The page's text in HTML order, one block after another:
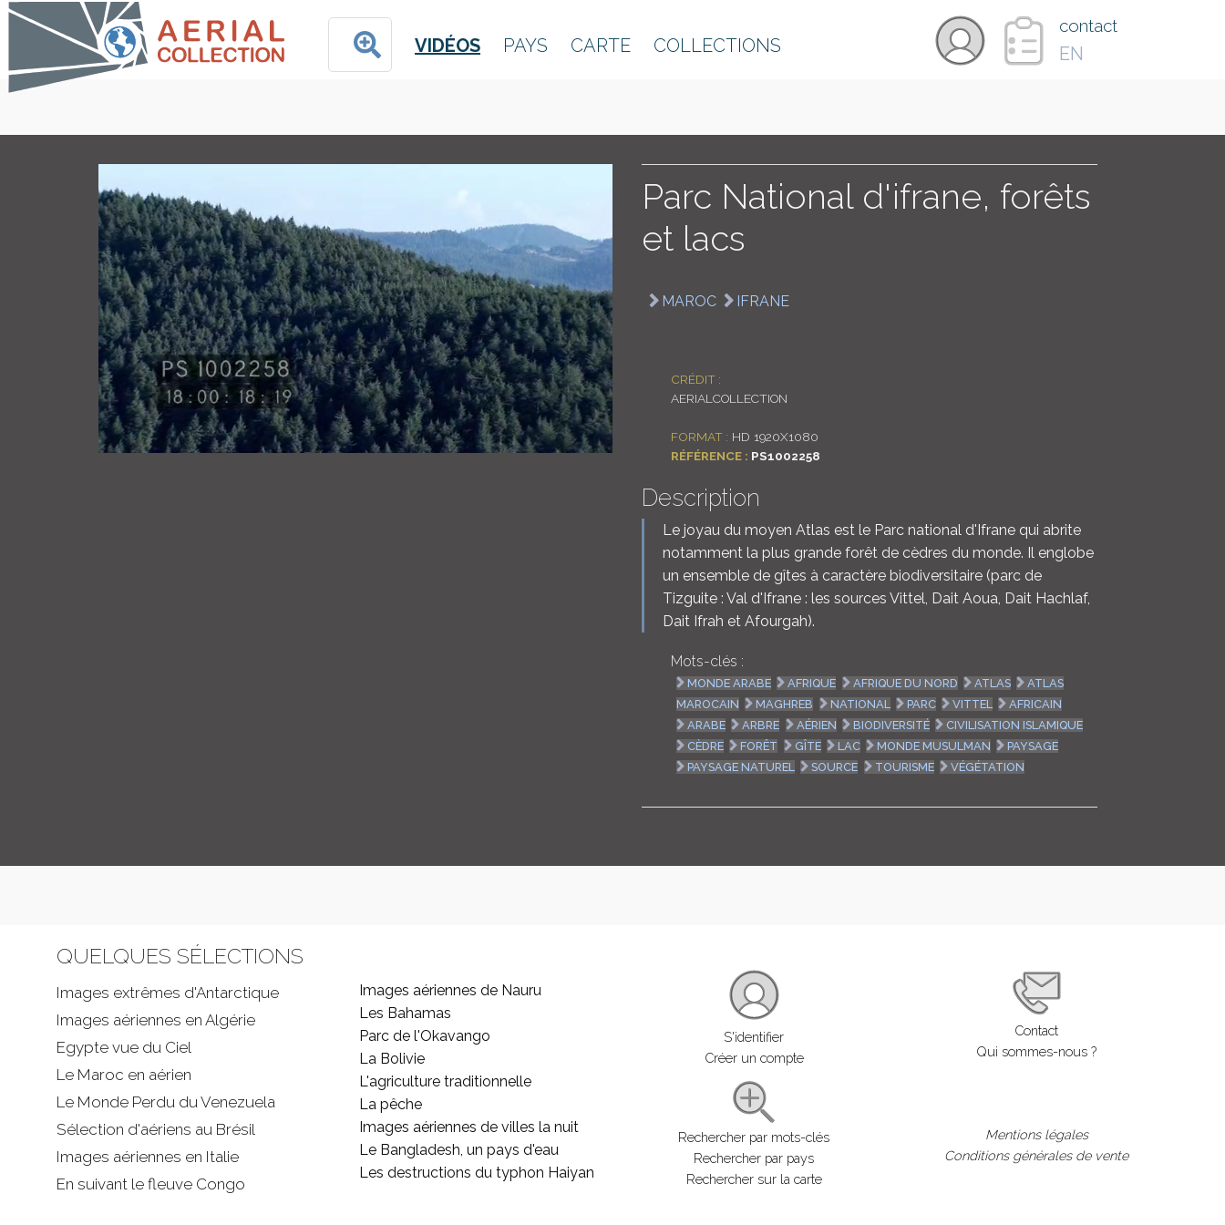
VIDÉOS PAYS CARTE COLLECTIONS
contact
EN
Parc National d'ifrane, forêts
et lacs
MAROC IFRANE
CRÉDIT :
AERIALCOLLECTION
FORMAT : HD 1920X1080
RÉFÉRENCE : PS1002258
Description
Le joyau du moyen Atlas est le Parc national d'Ifrane qui abrite
notamment la plus grande forêt de cèdres du monde. Il englobe
un ensemble de gîtes à caractère biodiversitaire (parc de
Tizguite : Val d'Ifrane : les sources Vittel, Dait Aoua, Dait Hachlaf,
Dait Ifrah et Afourgah).
Mots-clés :
MONDE ARABE AFRIQUE AFRIQUE DU NORD ATLAS
ATLAS
MAROCAIN
MAGHREB NATIONAL PARC VITTEL
AFRICAIN
ARABE
ARBRE AÉRIEN BIODIVERSITÉ
CIVILISATION ISLAMIQUE
CÈDRE
FORÊT GÎTE LAC MONDE MUSULMAN
PAYSAGE
PAYSAGE NATUREL
SOURCE TOURISME VÉGÉTATION
QUELQUES SÉLECTIONS
Images extrêmes d'Antarctique
Images aériennes en Algérie
Egypte vue du Ciel
Le Maroc en aérien
Le Monde Perdu du Venezuela
Sélection d'aériens au Brésil
Images aériennes en Italie
En suivant le fleuve Congo
Images aériennes de Nauru
Les Bahamas
Parc de l'Okavango
La Bolivie
L'agriculture traditionnelle
La pêche
Images aériennes de villes la nuit
Le Bangladesh, un pays d'eau
Les destructions du typhon Haiyan
S'identifier
Créer un compte
Rechercher par mots-clés
Rechercher par pays
Rechercher sur la carte
Contact
Qui sommes-nous ?
Mentions légales
Conditions générales de vente